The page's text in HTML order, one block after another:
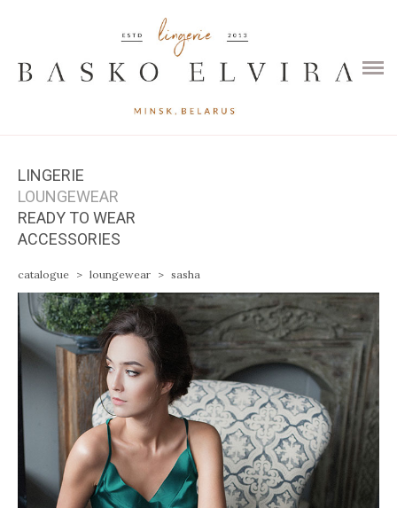
CATALOGUE
LINGERIE
LOUNGEWEAR
READY TO WEAR
ACCESSORIES
catalogue > loungewear > sasha